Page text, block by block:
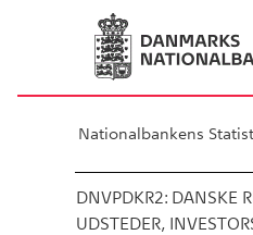
Nationalbankens
DNVPDKR2: DANSKE
UDSTEDER,